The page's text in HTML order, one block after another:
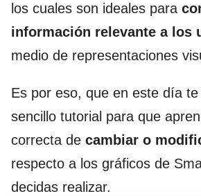
los cuales son ideales para
información relevante a los
medio de representaciones
Es por eso, que en este día
sencillo tutorial para que
correcta de cambiar o
respecto a los gráficos de
decidas realizar.